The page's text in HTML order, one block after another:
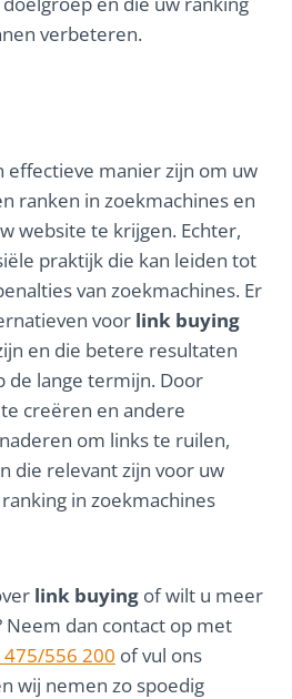
verbeteren.
effectieve manier zijn om uw
ranken in zoekmachines en
website te krijgen. Echter,
praktijk die kan leiden tot
van zoekmachines. Er
voor link buying
en die betere resultaten
de lange termijn. Door
creëren en andere
om links te ruilen,
die relevant zijn voor uw
in zoekmachines
link buying of wilt u meer
Neem dan contact op met
475/556 200 of vul ons
wij nemen zo spoedig